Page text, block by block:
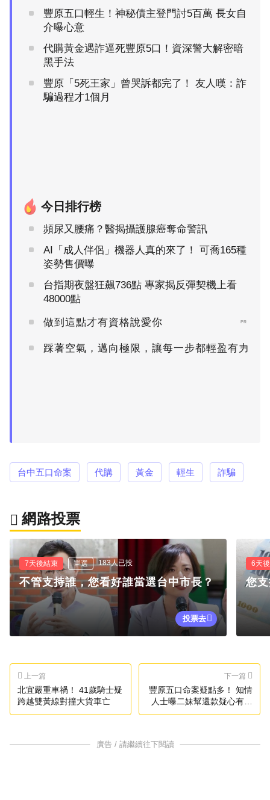
豐原五口輕生！神秘債主登門討5百萬 長女自
介曝心意
代購黃金遇詐逼死豐原5口！資深警大解密暗
黑手法
豐原「5死王家」曾哭訴都完了！ 友人嘆：詐
騙過程才1個月
今日排行榜
頻尿又腰痛？醫揭攝護腺癌奪命警訊
AI「成人伴侶」機器人真的來了！ 可喬165種
姿勢售價曝
台指期夜盤狂飆736點 專家揭反彈契機上看
48000點
做到這點才有資格說愛你 PR
踩著空氣，邁向極限，讓每一步都輕盈有力
PR
台中五口命案 代購 黃金 輕生 詐騙
網路投票
7天後結束 單選 183人已投
不管支持誰，您看好誰當選台中市長？
投票去
6天
您
上一篇
北宜嚴重車禍！ 41歲騎士疑
跨越雙黃線對撞大貨車亡
下一篇
豐原五口命案疑點多！ 知情
人士曝二妹幫還款疑心有不
甘
廣告 / 請繼續往下閱讀